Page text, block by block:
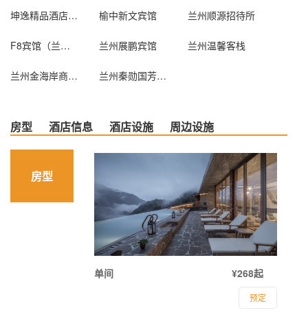
坤逸精品酒店（兰州桃海店） 榆中新文宾馆 兰州顺源招待所
F8宾馆（兰州望和丽景店） 兰州展鹏宾馆 兰州温馨客栈
兰州金海岸商务酒店 兰州秦勋国芳大酒店
房型 酒店信息 酒店设施 周边设施
房型
单间 ¥268起
预定